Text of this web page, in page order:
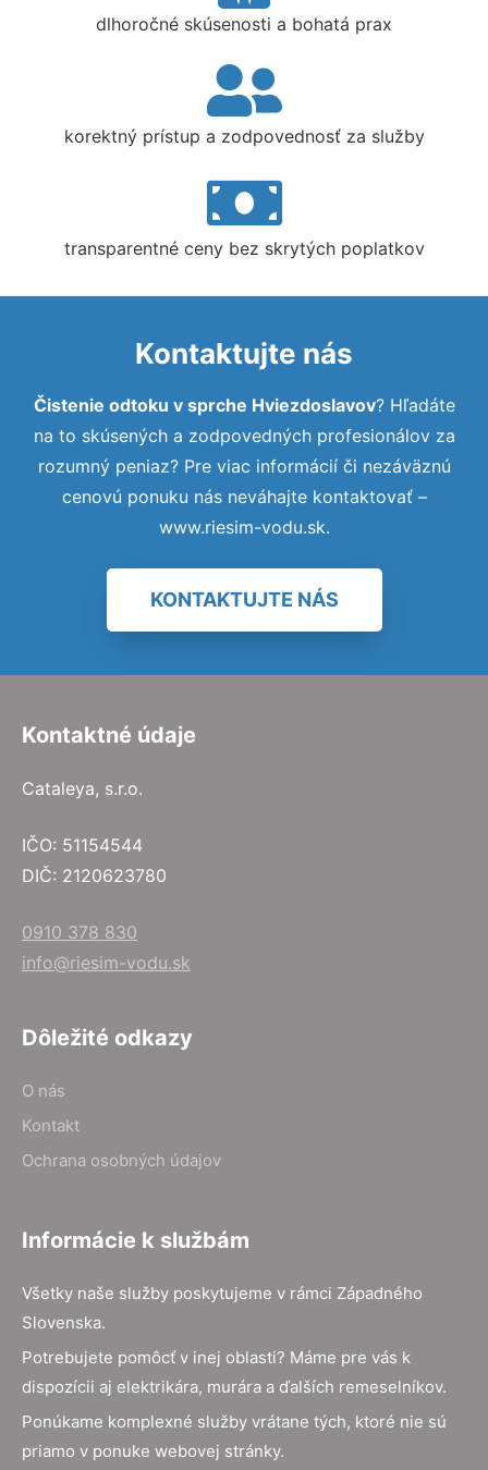
dlhoročné skúsenosti a bohatá prax
korektný prístup a zodpovednosť za služby
transparentné ceny bez skrytých poplatkov
Kontaktujte nás
Čistenie odtoku v sprche Hviezdoslavov? Hľadáte
na to skúsených a zodpovedných profesionálov za
rozumný peniaz? Pre viac informácií či nezáväznú
cenovú ponuku nás neváhajte kontaktovať –
www.riesim-vodu.sk.
KONTAKTUJTE NÁS
Kontaktné údaje
Cataleya, s.r.o.
IČO: 51154544
DIČ: 2120623780
0910 378 830
info@riesim-vodu.sk
Dôležité odkazy
O nás
Kontakt
Ochrana osobných údajov
Informácie k službám
Všetky naše služby poskytujeme v rámci Západného
Slovenska.
Potrebujete pomôcť v inej oblasti? Máme pre vás k
dispozícii aj elektrikára, murára a ďalších remeselníkov.
Ponúkame komplexné služby vrátane tých, ktoré nie sú
priamo v ponuke webovej stránky.